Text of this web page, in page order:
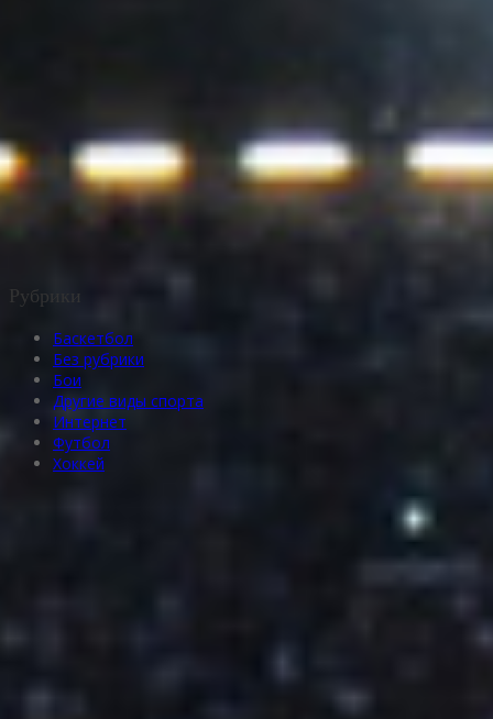
Рубрики
Баскетбол
Без рубрики
Бои
Другие виды спорта
Интернет
Футбол
Хоккей